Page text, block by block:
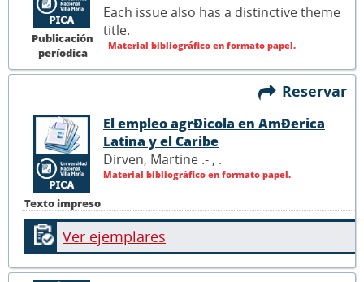
Publicación
períodica
Each issue also has a distinctive theme
title.
Material bibliográfico en formato papel.
Reservar
Texto impreso
El empleo agrÐicola en AmÐerica
Latina y el Caribe
Dirven, Martine .- , .
Material bibliográfico en formato papel.
Ver ejemplares